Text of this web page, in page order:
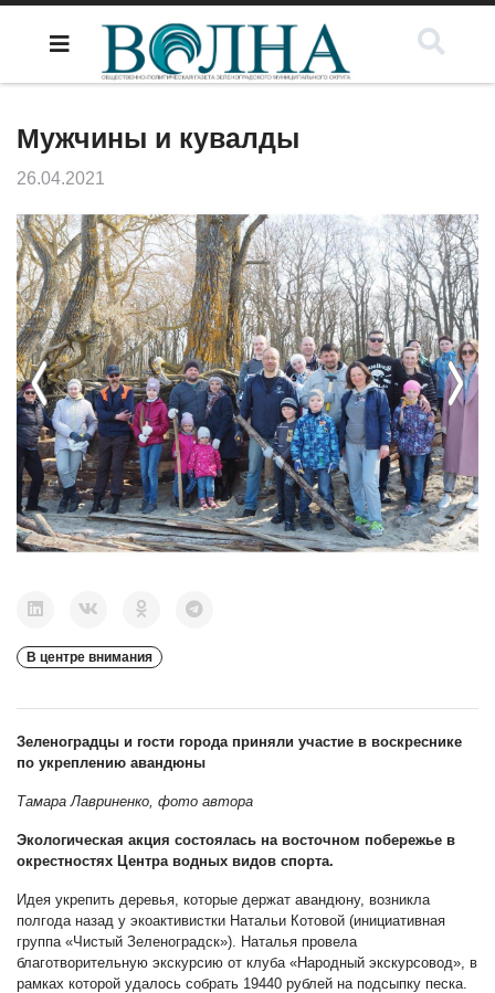
Мужчины и кувалды
26.04.2021
Previous Next
В центре внимания
Зеленоградцы и гости города приняли участие в воскреснике
по укреплению авандюны
Тамара Лавриненко, фото автора
Экологическая акция состоялась на восточном побережье в
окрестностях Центра водных видов спорта.
Идея укрепить деревья, которые держат авандюну, возникла
полгода назад у экоактивистки Натальи Котовой (инициативная
группа «Чистый Зеленоградск»). Наталья провела
благотворительную экскурсию от клуба «Народный экскурсовод», в
рамках которой удалось собрать 19440 рублей на подсыпку песка.